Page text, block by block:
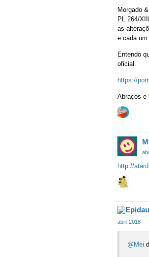
Morgado
PL 264/
as
e cada
Entendo
oficial.
https://
Abraços e
http://
abril 2018
@Mei